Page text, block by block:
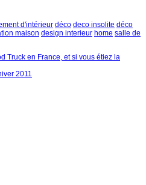
d'intérieur déco deco insolite déco
maison design interieur home salle de
Truck en France, et si vous étiez la
2011